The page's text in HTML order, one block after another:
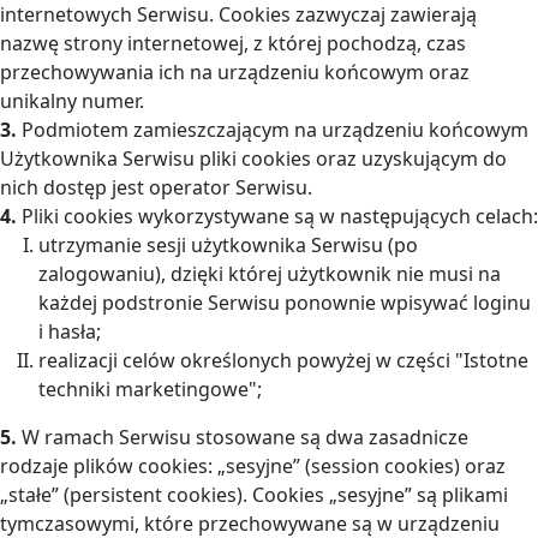
internetowych Serwisu. Cookies zazwyczaj zawierają
nazwę strony internetowej, z której pochodzą, czas
przechowywania ich na urządzeniu końcowym oraz
unikalny numer.
3. Podmiotem zamieszczającym na urządzeniu końcowym
Użytkownika Serwisu pliki cookies oraz uzyskującym do
nich dostęp jest operator Serwisu.
4. Pliki cookies wykorzystywane są w następujących celach:
utrzymanie sesji użytkownika Serwisu (po
zalogowaniu), dzięki której użytkownik nie musi na
każdej podstronie Serwisu ponownie wpisywać loginu
i hasła;
realizacji celów określonych powyżej w części "Istotne
techniki marketingowe";
5. W ramach Serwisu stosowane są dwa zasadnicze
rodzaje plików cookies: „sesyjne” (session cookies) oraz
„stałe” (persistent cookies). Cookies „sesyjne” są plikami
tymczasowymi, które przechowywane są w urządzeniu